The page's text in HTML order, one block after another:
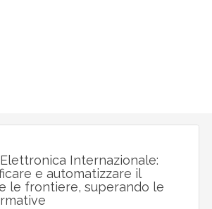
Internazionale:
e automatizzare il
le frontiere, superando le